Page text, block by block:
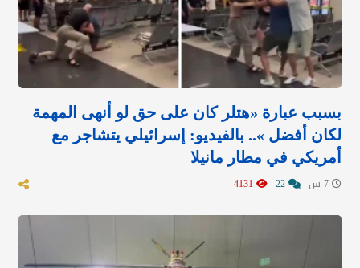
بسبب عبارة «هتلر كان على حق لو أنهى المهمة
لكان أفضل ».. بالفيديو: إسرائيلي يتشاجر مع
أمريكي في مطار مانيلا